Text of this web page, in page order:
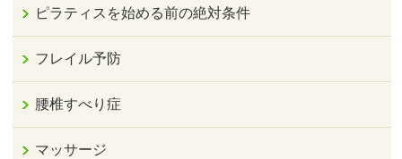
ピラティスを始める前の絶対条件
フレイル予防
腰椎すべり症
マッサージ